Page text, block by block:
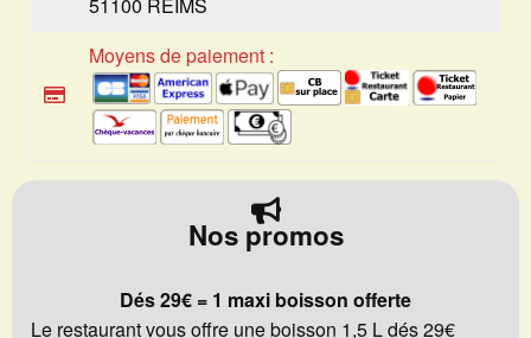
Moyens de paiement :
Nos promos
Dés 29€ = 1 maxi boisson offerte
Le restaurant vous offre une boisson 1,5 L dés 29€